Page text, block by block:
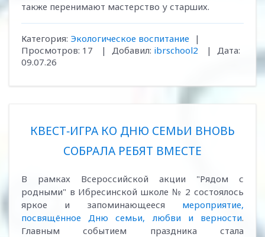
также перенимают мастерство у старших.
Категория: Экологическое воспитание
|
Просмотров: 17 | Добавил: ibrschool2 |
Дата:
09.07.26
КВЕСТ‑ИГРА КО ДНЮ СЕМЬИ ВНОВЬ
СОБРАЛА РЕБЯТ ВМЕСТЕ
В рамках Всероссийской акции "Рядом с
родными" в Ибресинской школе № 2 состоялось
яркое и запоминающееся мероприятие,
посвящённое Дню семьи, любви и верности.
Главным событием праздника стала